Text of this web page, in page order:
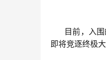
目前，入围
即将竞逐终极